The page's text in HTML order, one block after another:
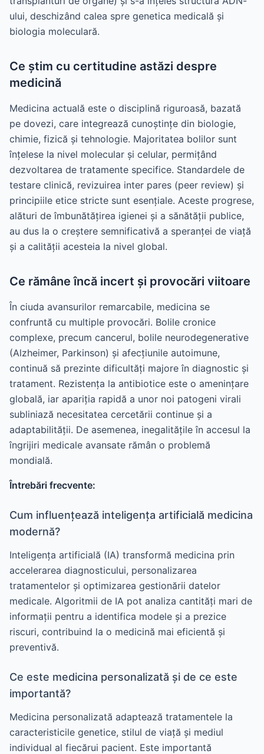
ului, deschizând calea spre genetica medicală și
biologia moleculară.
Ce știm cu certitudine astăzi despre
medicină
Medicina actuală este o disciplină riguroasă, bazată
pe dovezi, care integrează cunoștințe din biologie,
chimie, fizică și tehnologie. Majoritatea bolilor sunt
înțelese la nivel molecular și celular, permițând
dezvoltarea de tratamente specifice. Standardele de
testare clinică, revizuirea inter pares (peer review) și
principiile etice stricte sunt esențiale. Aceste progrese,
alături de îmbunătățirea igienei și a sănătății publice,
au dus la o creștere semnificativă a speranței de viață
și a calității acesteia la nivel global.
Ce rămâne încă incert și provocări viitoare
În ciuda avansurilor remarcabile, medicina se
confruntă cu multiple provocări. Bolile cronice
complexe, precum cancerul, bolile neurodegenerative
(Alzheimer, Parkinson) și afecțiunile autoimune,
continuă să prezinte dificultăți majore în diagnostic și
tratament. Rezistența la antibiotice este o amenințare
globală, iar apariția rapidă a unor noi patogeni virali
subliniază necesitatea cercetării continue și a
adaptabilității. De asemenea, inegalitățile în accesul la
îngrijiri medicale avansate rămân o problemă
mondială.
Întrebări frecvente:
Cum influențează inteligența artificială medicina
modernă?
Inteligența artificială (IA) transformă medicina prin
accelerarea diagnosticului, personalizarea
tratamentelor și optimizarea gestionării datelor
medicale. Algoritmii de IA pot analiza cantități mari de
informații pentru a identifica modele și a prezice
riscuri, contribuind la o medicină mai eficientă și
preventivă.
Ce este medicina personalizată și de ce este
importantă?
Medicina personalizată adaptează tratamentele la
caracteristicile genetice, stilul de viață și mediul
individual al fiecărui pacient. Este importantă